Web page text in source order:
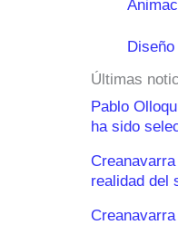
Últimas
Pablo
ha sido
realidad del